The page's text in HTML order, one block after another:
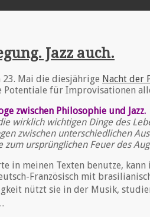
Jazz auch.
23. Mai die diesjährige Nacht der
Potentiale für Improvisationen
zwischen Philosophie und Jazz.
wirklich wichtigen Dinge des
zwischen unterschiedlichen
zum ursprünglichen Feuer des
in meinen Texten benutze,
Französisch mit
nützt sie in der Musik,